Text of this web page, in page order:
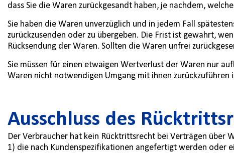
dass Sie die Waren zurückgesandt haben, je nachdem,
Sie haben die Waren unverzüglich und in jedem Fall
zurückzusenden oder zu übergeben. Die Frist ist gewahrt,
Rücksendung der Waren. Sollten die Waren unfrei
Sie müssen für einen etwaigen Wertverlust der Waren nur
Waren nicht notwendigen Umgang mit ihnen zurückzuführen
Ausschluss des
Der Verbraucher hat kein Rücktrittsrecht bei Verträgen über
1) die nach Kundenspezifikationen angefertigt werden oder